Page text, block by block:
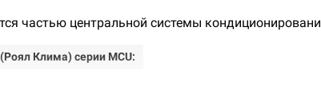
частью центральной системы
Клима) серии MCU: